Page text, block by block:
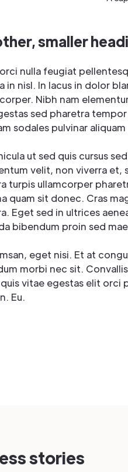
smaller
nulla feugiat
in nisl. In lacus in dolor
Nibh nam
sed pharetra
sodales pulvinar
ut sed quis cursus
velit, non viverra et,
turpis ullamcorper
quam sit donec. Cras
Eget sed in ultrices
bibendum proin sed
eget nisi. Et at
morbi nec sit.
vitae egestas elit orci
Eu.
stories